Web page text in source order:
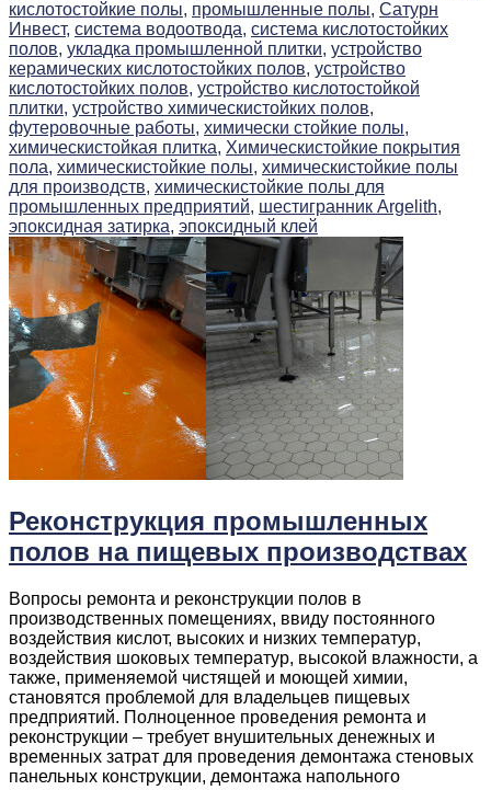
кислотостойкие полы, промышленные полы, Сатурн
Инвест, система водоотвода, система кислотостойких
полов, укладка промышленной плитки, устройство
керамических кислотостойких полов, устройство
кислотостойких полов, устройство кислотостойкой
плитки, устройство химическистойких полов,
футеровочные работы, химически стойкие полы,
химическистойкая плитка, Химическистойкие покрытия
пола, химическистойкие полы, химическистойкие полы
для производств, химическистойкие полы для
промышленных предприятий, шестигранник Argelith,
эпоксидная затирка, эпоксидный клей
Реконструкция промышленных
полов на пищевых производствах
Вопросы ремонта и реконструкции полов в
производственных помещениях, ввиду постоянного
воздействия кислот, высоких и низких температур,
воздействия шоковых температур, высокой влажности, а
также, применяемой чистящей и моющей химии,
становятся проблемой для владельцев пищевых
предприятий. Полноценное проведения ремонта и
реконструкции – требует внушительных денежных и
временных затрат для проведения демонтажа стеновых
панельных конструкции, демонтажа напольного